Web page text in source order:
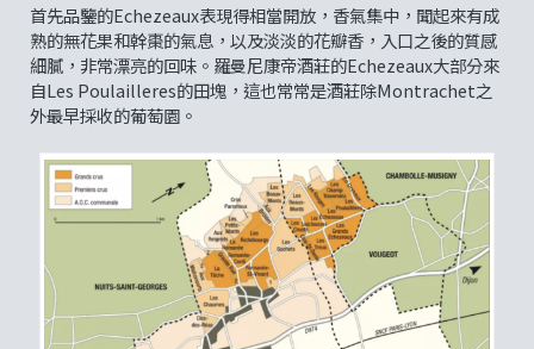
首先品鑒的Echezeaux表現得相當開放，香氣集中，聞起來有成
熟的無花果和幹棗的氣息，以及淡淡的花瓣香，入口之後的質感
細膩，非常漂亮的回味。羅曼尼康帝酒莊的Echezeaux大部分來
自Les Poulailleres的田塊，這也常常是酒莊除Montrachet之
外最早採收的葡萄園。